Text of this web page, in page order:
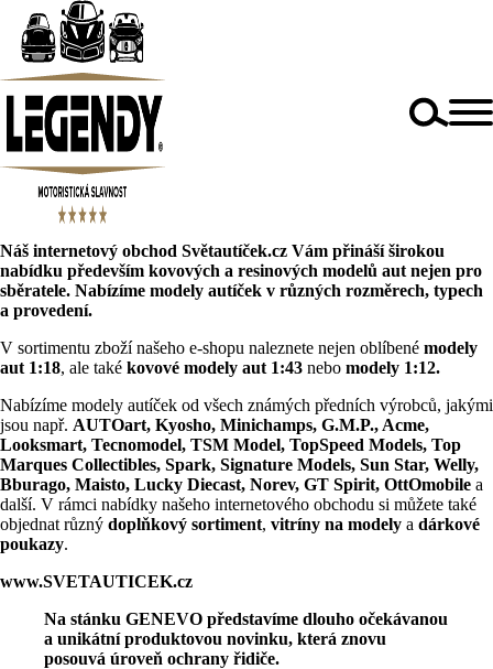
Náš internetový obchod Světautíček.cz Vám přináší širokou
nabídku především kovových a resinových modelů aut nejen pro
sběratele. Nabízíme modely autíček v různých rozměrech, typech
a provedení.
V sortimentu zboží našeho e-shopu naleznete nejen oblíbené modely
aut 1:18, ale také kovové modely aut 1:43 nebo modely 1:12.
Nabízíme modely autíček od všech známých předních výrobců, jakými
jsou např. AUTOart, Kyosho, Minichamps, G.M.P., Acme,
Looksmart, Tecnomodel, TSM Model, TopSpeed Models, Top
Marques Collectibles, Spark, Signature Models, Sun Star, Welly,
Bburago, Maisto, Lucky Diecast, Norev, GT Spirit, OttOmobile a
další. V rámci nabídky našeho internetového obchodu si můžete také
objednat různý doplňkový sortiment, vitríny na modely a dárkové
poukazy.
www.SVETAUTICEK.cz
Na stánku GENEVO představíme dlouho očekávanou
a unikátní produktovou novinku, která znovu
posouvá úroveň ochrany řidiče.